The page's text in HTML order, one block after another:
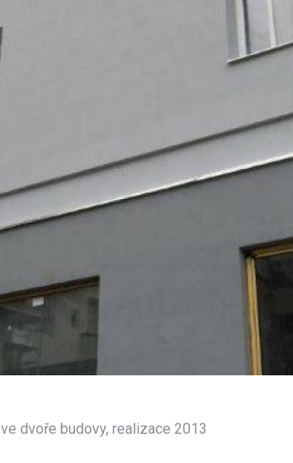
dvoře budovy, realizace 2013